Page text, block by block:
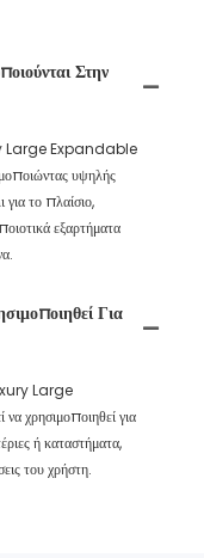
Στην
Large Expandable
υψηλής
για το πλαίσιο,
εξαρτήματα
Για
Large
για
ή καταστήματα,
του χρήστη.